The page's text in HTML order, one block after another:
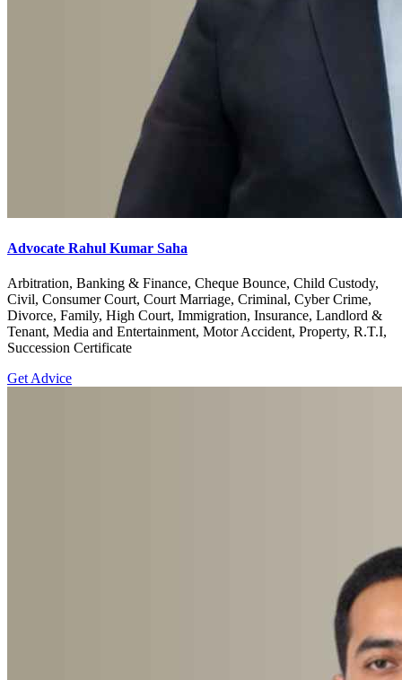
Advocate Rahul Kumar Saha
Arbitration, Banking & Finance, Cheque Bounce, Child Custody,
Civil, Consumer Court, Court Marriage, Criminal, Cyber Crime,
Divorce, Family, High Court, Immigration, Insurance, Landlord &
Tenant, Media and Entertainment, Motor Accident, Property, R.T.I,
Succession Certificate
Get Advice